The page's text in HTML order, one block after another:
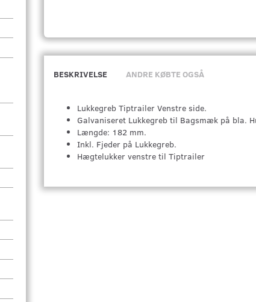
BESKRIVELSE ANDRE KØBTE OGSÅ
Lukkegreb Tiptrailer Venstre side.
Galvaniseret Lukkegreb til Bagsmæk på bla.
Længde: 182 mm.
Inkl. Fjeder på Lukkegreb.
Hægtelukker venstre til Tiptrailer